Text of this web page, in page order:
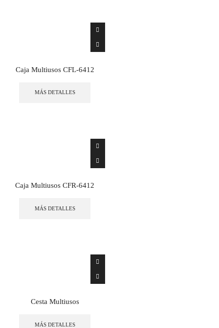
Caja Multiusos CFL-6412
MÁS DETALLES
Caja Multiusos CFR-6412
MÁS DETALLES
Cesta Multiusos
MÁS DETALLES